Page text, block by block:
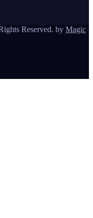
Reserved. by Magic